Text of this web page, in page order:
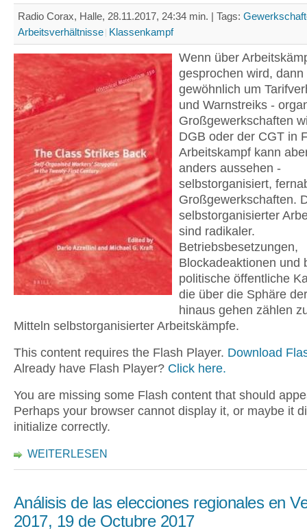
Radio Corax, Halle, 28.11.2017, 24:34 min. | Tags:
Arbeitsverhältnisse Klassenkampf
Wenn über
gesprochen wird,
gewöhnlich um
und Warnstreiks -
Großgewerkschaften
DGB oder der CGT in
Arbeitskampf kann
anders aussehen -
selbstorganisiert,
Großgewerkschaften.
selbstorganisierter
sind radikaler.
Betriebsbesetzungen,
Blockadeaktionen und
politische öffentliche
die über die Sphäre
hinaus gehen zählen
Mitteln selbstorganisierter Arbeitskämpfe.
This content requires the Flash Player. Download
Already have Flash Player? Click here.
You are missing some Flash content that should
Perhaps your browser cannot display it, or maybe it
initialize correctly.
WEITERLESEN
Análisis de las elecciones regionales en
2017, 19 de Octubre 2017